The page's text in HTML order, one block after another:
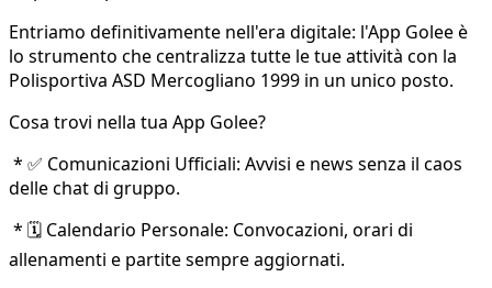
Entriamo definitivamente nell'era digitale: l'App Golee è
lo strumento che centralizza tutte le tue attività con la
Polisportiva ASD Mercogliano 1999 in un unico posto.
Cosa trovi nella tua App Golee?
* ✅ Comunicazioni Ufficiali: Avvisi e news senza il caos
delle chat di gruppo.
* 🗓️ Calendario Personale: Convocazioni, orari di
allenamenti e partite sempre aggiornati.